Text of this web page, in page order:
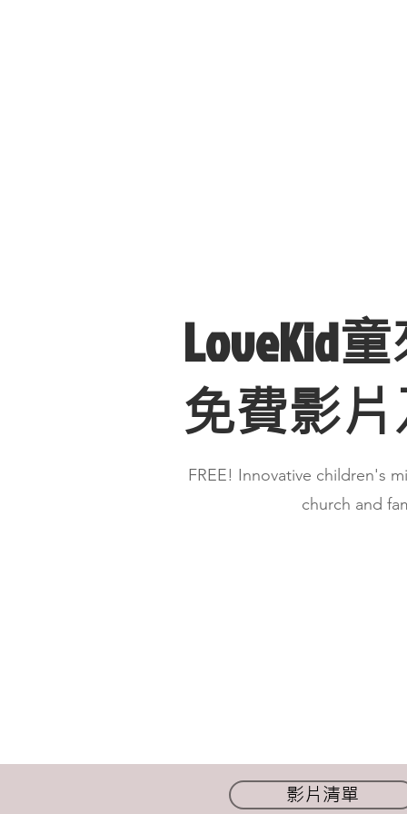
LoveKid童
免費影
FREE! Innovative children's
church and
影片清單